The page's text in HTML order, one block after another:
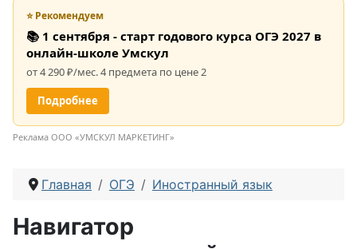
⭐ Рекомендуем
📚 1 сентября - старт годового курса ОГЭ 2027 в
онлайн-школе Умскул
от 4 290 ₽/мес. 4 предмета по цене 2
Подробнее
Реклама ООО «УМСКУЛ МАРКЕТИНГ»
Главная ОГЭ Иностранный язык
Навигатор